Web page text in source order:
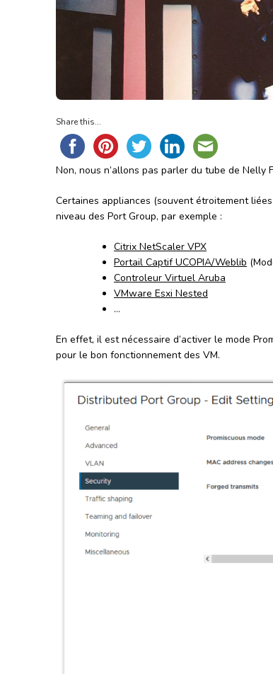
Share this...
Non, nous n’allons pas parler du tube de Nelly
Certaines appliances (souvent étroitement
niveau des Port Group, par exemple :
Citrix NetScaler VPX
Portail Captif UCOPIA/Weblib
Controleur Virtuel Aruba
VMware Esxi Nested
…
En effet, il est nécessaire d’activer le mode
pour le bon fonctionnement des VM.